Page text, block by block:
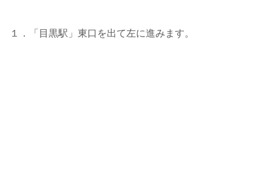
１．「目黒駅」東口を出て左に進みます。